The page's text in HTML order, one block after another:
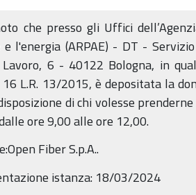
che presso gli Uffici
l'energia (ARPAE) - DT -
6 - 40122 Bologna, in
L.R. 13/2015, è depositata la
di chi volesse
ore 9,00 alle ore 12,00.
Fiber S.p.A..
istanza: 18/03/2024